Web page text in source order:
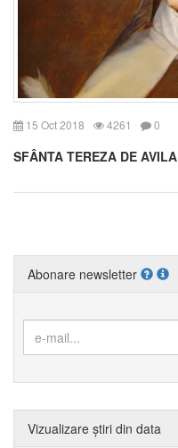
15 Oct 2018 4261 0
SFÂNTA TEREZA DE AVILA
Abonare newsletter
Vizualizare știri din data